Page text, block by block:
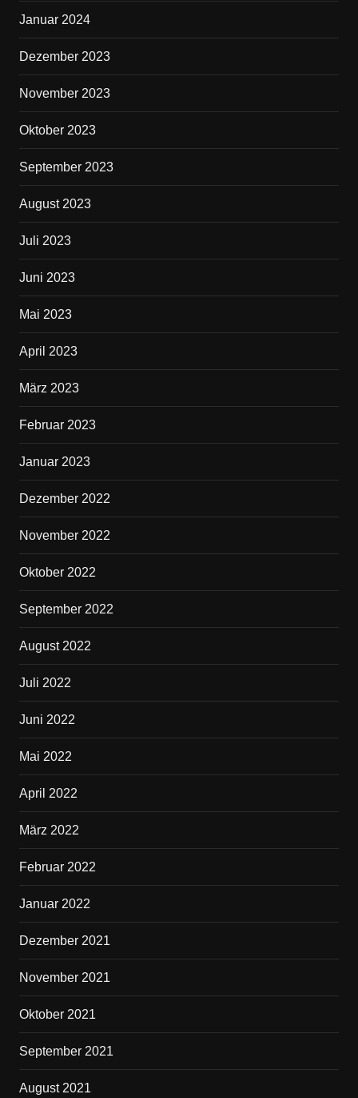
Januar 2024
Dezember 2023
November 2023
Oktober 2023
September 2023
August 2023
Juli 2023
Juni 2023
Mai 2023
April 2023
März 2023
Februar 2023
Januar 2023
Dezember 2022
November 2022
Oktober 2022
September 2022
August 2022
Juli 2022
Juni 2022
Mai 2022
April 2022
März 2022
Februar 2022
Januar 2022
Dezember 2021
November 2021
Oktober 2021
September 2021
August 2021